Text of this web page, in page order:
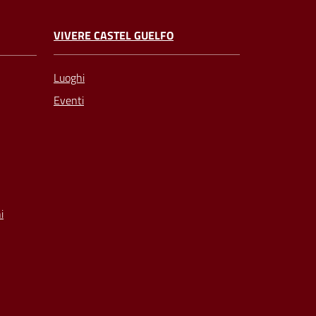
VIVERE CASTEL GUELFO
Luoghi
Eventi